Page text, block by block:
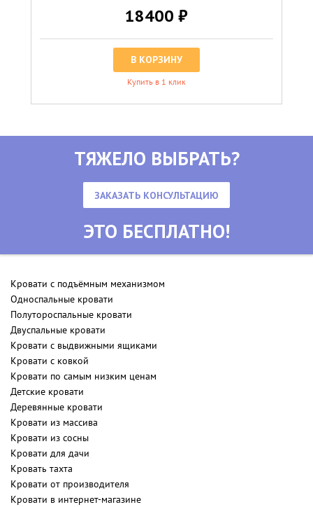
18400 ₽
В КОРЗИНУ
Купить в 1 клик
ТЯЖЕЛО ВЫБРАТЬ?
ЗАКАЗАТЬ КОНСУЛЬТАЦИЮ
ЭТО БЕСПЛАТНО!
Кровати с подъёмным механизмом
Односпальные кровати
Полутороспальные кровати
Двуспальные кровати
Кровати с выдвижными ящиками
Кровати с ковкой
Кровати по самым низким ценам
Детские кровати
Деревянные кровати
Кровати из массива
Кровати из сосны
Кровати для дачи
Кровать тахта
Кровати от производителя
Кровати в интернет-магазине